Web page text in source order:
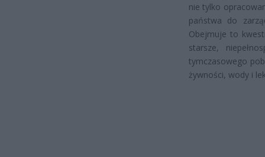
nie tylko
państwa do
Obejmuje to
starsze,
tymczasowego
żywności, wody i